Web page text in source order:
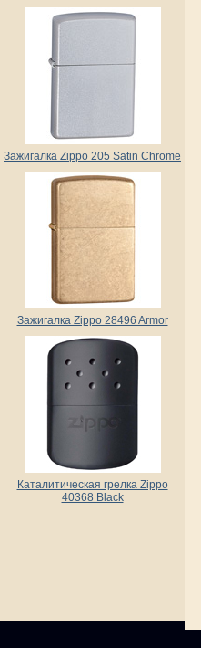
Зажигалка Zippo 205 Satin Chrome
Зажигалка Zippo 28496 Armor
Каталитическая грелка Zippo
40368 Black